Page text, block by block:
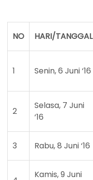
NO HARI/TANGGAL
1 Senin, 6 Juni ‘16
2
Selasa, 7 Juni
‘16
3 Rabu, 8 Juni ‘16
Kamis, 9 Juni